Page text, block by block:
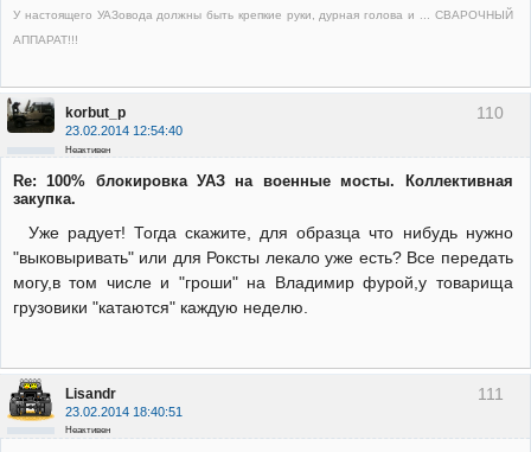
У настоящего УАЗовода должны быть крепкие руки, дурная голова и ... СВАРОЧНЫЙ
АППАРАТ!!!
110
korbut_p
23.02.2014 12:54:40
Неактивен
Re: 100% блокировка УАЗ на военные мосты. Коллективная
закупка.
Уже радует! Тогда скажите, для образца что нибудь нужно
"выковыривать" или для Роксты лекало уже есть? Все передать
могу,в том числе и "гроши" на Владимир фурой,у товарища
грузовики "катаются" каждую неделю.
111
Lisandr
23.02.2014 18:40:51
Неактивен